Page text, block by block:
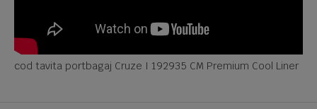
cod tavita portbagaj Cruze I 192935 CM Premium Cool Liner